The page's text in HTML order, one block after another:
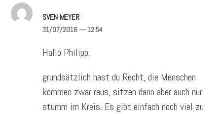
SVEN MEYER
31/07/2016— 12:54
Hallo Philipp,
grundsätzlich hast du Recht, die Menschen
kommen zwar raus, sitzen dann aber auch nur
stumm im Kreis. Es gibt einfach noch viel zu